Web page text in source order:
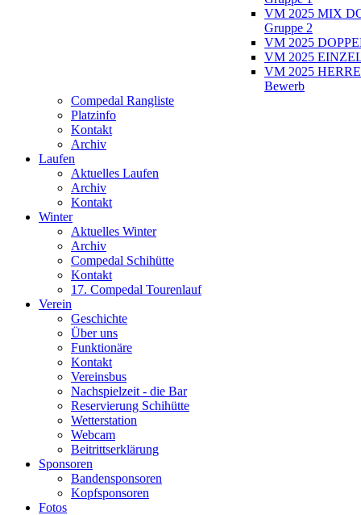
VM 2025 MIX
Gruppe 2
VM 2025
VM 2025
VM 2025
Bewerb
Compedal Rangliste
Platzinfo
Kontakt
Archiv
Laufen
Aktuelles Laufen
Archiv
Kontakt
Winter
Aktuelles Winter
Archiv
Compedal Schihütte
Kontakt
17. Compedal Tourenlauf
Verein
Geschichte
Über uns
Funktionäre
Kontakt
Vereinsbus
Nachspielzeit - die Bar
Reservierung Schihütte
Wetterstation
Webcam
Beitrittserklärung
Sponsoren
Bandensponsoren
Kopfsponsoren
Fotos